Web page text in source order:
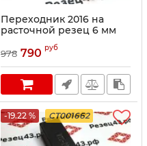
Переходник 2016 на
расточной резец 6 мм
978 790 руб
-19.22 % CT001662